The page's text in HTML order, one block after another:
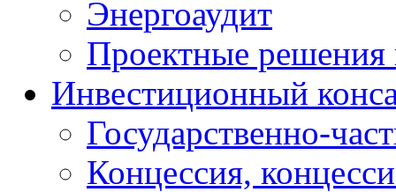
Энергоаудит
Проектные решения
Инвестиционный
Государственно-
Концессия,